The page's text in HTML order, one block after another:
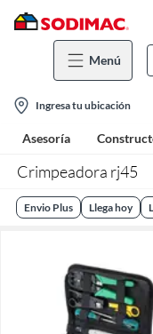
Menú
location-
icon
Ingresa tu ubicación
Asesoría
Crimpeadora rj45
Envio Plus Llega hoy